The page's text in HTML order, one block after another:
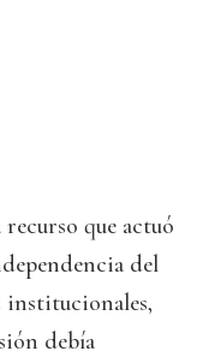
que actuó
del
institucionales,
debía